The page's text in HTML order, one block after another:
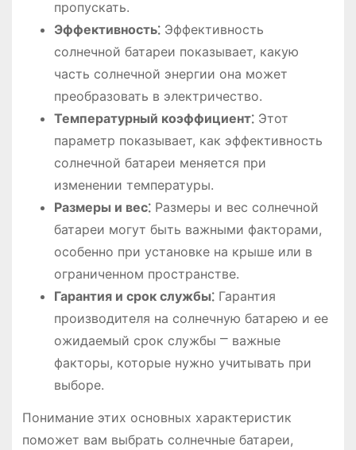
пропускать.
Эффективность⁚Эффективность
солнечной батареи показывает, какую
часть солнечной энергии она может
преобразовать в электричество.
Температурный коэффициент⁚Этот
параметр показывает, как эффективность
солнечной батареи меняется при
изменении температуры.
Размеры и вес⁚Размеры и вес солнечной
батареи могут быть важными факторами,
особенно при установке на крыше или в
ограниченном пространстве.
Гарантия и срок службы⁚Гарантия
производителя на солнечную батарею и ее
ожидаемый срок службы ⎻ важные
факторы, которые нужно учитывать при
выборе.
Понимание этих основных характеристик
поможет вам выбрать солнечные батареи,